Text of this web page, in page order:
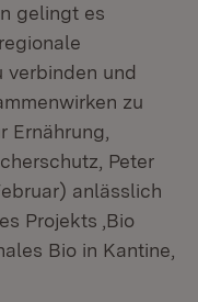
gelingt es
verbinden und
zu
Ernährung,
Peter
anlässlich
Projekts ‚Bio
Bio in Kantine,